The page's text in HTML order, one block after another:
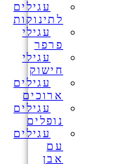
עגילים
לתינוקות
עגילי
פרפר
עגילי
חישוק
עגילים
ארוכים
עגילים
נופלים
עגילים
עם
אבן